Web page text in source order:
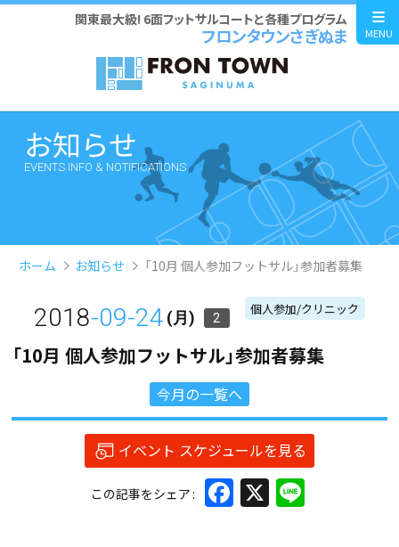
関東最大級! 6面フットサルコートと各種プログラム
フロンタウンさぎぬま MENU
お知らせ
EVENTS INFO & NOTIFICATIONS
ホーム お知らせ 「10月 個人参加フットサル」参加者募集
2018-09-24 (月) 2
個人参加/クリニック
「10月 個人参加フットサル」参加者募集
今月の一覧へ
イベント スケジュールを見る
この記事をシェア Facebook
X